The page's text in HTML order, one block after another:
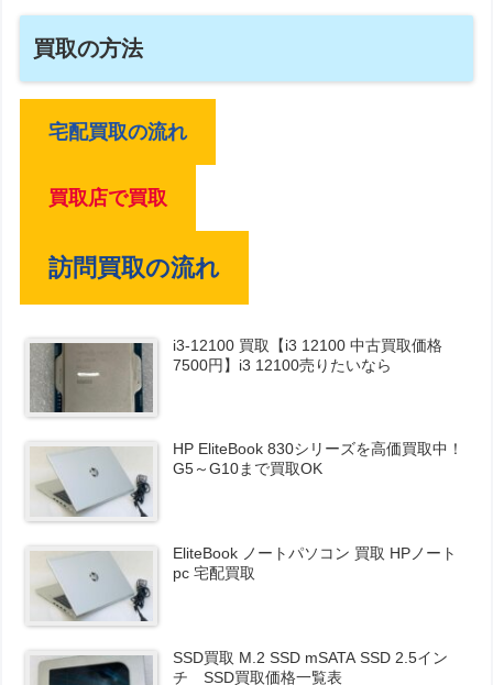
買取の方法
宅配買取の流れ
買取店で買取
訪問買取の流れ
i3-12100 買取【i3 12100 中古買取価格
7500円】i3 12100売りたいなら
HP EliteBook 830シリーズを高価買取中！
G5～G10まで買取OK
EliteBook ノートパソコン 買取 HPノート
pc 宅配買取
SSD買取 M.2 SSD mSATA SSD 2.5イン
チ SSD買取価格一覧表